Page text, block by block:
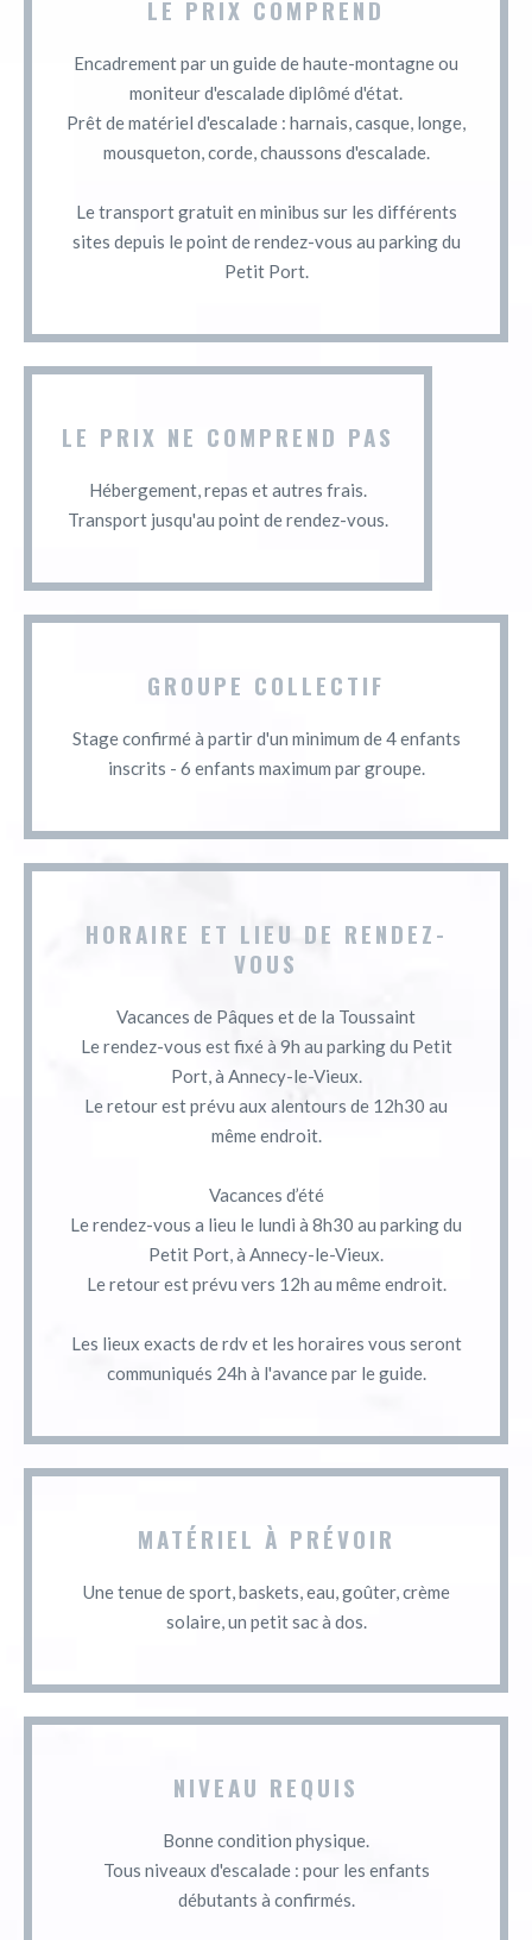
LE PRIX COMPREND
Encadrement par un guide de haute-montagne ou
moniteur d'escalade diplômé d'état.
Prêt de matériel d'escalade : harnais, casque, longe,
mousqueton, corde, chaussons d'escalade.
Le transport gratuit en minibus sur les différents
sites depuis le point de rendez-vous au parking du
Petit Port.
LE PRIX NE COMPREND PAS
Hébergement, repas et autres frais.
Transport jusqu'au point de rendez-vous.
GROUPE COLLECTIF
Stage confirmé à partir d'un minimum de 4 enfants
inscrits - 6 enfants maximum par groupe.
HORAIRE ET LIEU DE RENDEZ-
VOUS
Vacances de Pâques et de la Toussaint
Le rendez-vous est fixé à 9h au parking du Petit
Port, à Annecy-le-Vieux.
Le retour est prévu aux alentours de 12h30 au
même endroit.
Vacances d’été
Le rendez-vous a lieu le lundi à 8h30 au parking du
Petit Port, à Annecy-le-Vieux.
Le retour est prévu vers 12h au même endroit.
Les lieux exacts de rdv et les horaires vous seront
communiqués 24h à l'avance par le guide.
MATÉRIEL À PRÉVOIR
Une tenue de sport, baskets, eau, goûter, crème
solaire, un petit sac à dos.
NIVEAU REQUIS
Bonne condition physique.
Tous niveaux d'escalade : pour les enfants
débutants à confirmés.